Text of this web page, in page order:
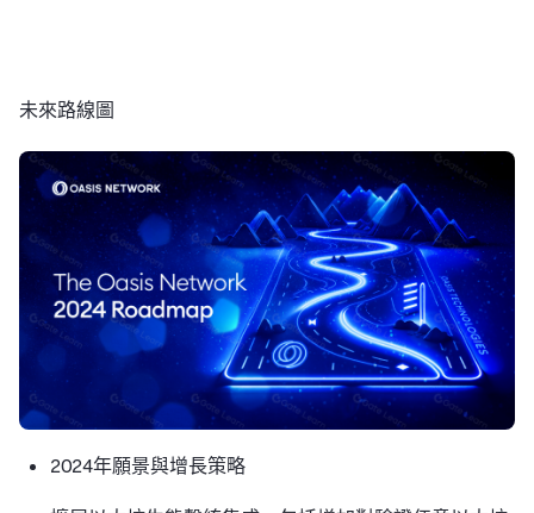
未來路線圖
2024年願景與增長策略